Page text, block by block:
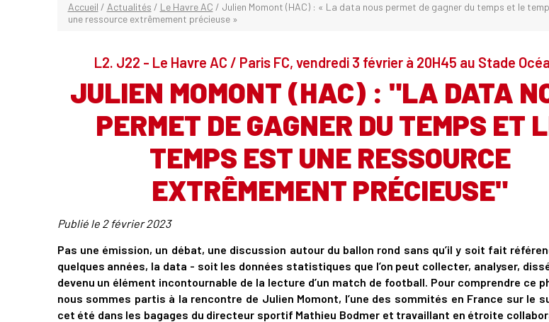
Accueil / Actualités / Le Havre AC / Julien Momont (HAC) : « La data nous permet de gagner du temps et le
une ressource extrêmement précieuse »
L2. J22 - Le Havre AC / Paris FC, vendredi 3 février à 20H45 au Stade
JULIEN MOMONT (HAC) : "LA DATA
PERMET DE GAGNER DU TEMPS ET
TEMPS EST UNE RESSOURCE
EXTRÊMEMENT PRÉCIEUSE"
Publié le 2 février 2023
Pas une émission, un débat, une discussion autour du ballon rond sans qu’il y soit fait
quelques années, la data - soit les données statistiques que l’on peut collecter, analyser,
devenu un élément incontournable de la lecture d’un match de football. Pour comprendre ce
nous sommes partis à la rencontre de Julien Momont, l’une des sommités en France sur le
cet été dans les bagages du directeur sportif Mathieu Bodmer et travaillant en étroite